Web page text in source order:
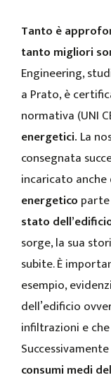
Tanto è
tanto migliori
Engineering,
a Prato, è
normativa (UNI
energetici. La
consegnata
incaricato
energetico
stato
sorge, la sua
subite. È
esempio,
dell’edificio
infiltrazioni e
consumi medi